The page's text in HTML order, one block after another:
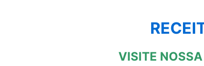
VISITE